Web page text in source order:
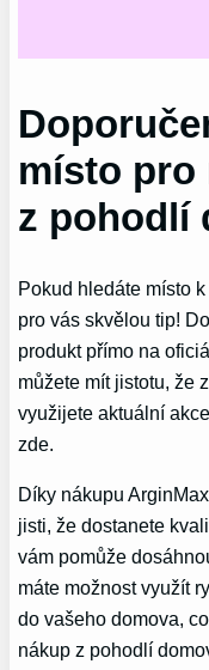
místo pro
z pohodlí
Pokud ⁤hledáte místo
pro vás ‌skvělou tip!
⁣produkt přímo na
můžete ‍mít ⁤jistotu, že
využijete aktuální
zde.
Díky nákupu
jisti, že dostanete
vám pomůže
máte‌ možnost‍ využít
⁤do vašeho domova,
nákup z pohodlí